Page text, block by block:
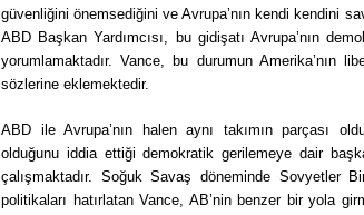
güvenliğini önemsediğini ve Avrupa’nın kendi kendini
ABD Başkan Yardımcısı, bu gidişatı Avrupa’nın
yorumlamaktadır. Vance, bu durumun Amerika’nın
sözlerine eklemektedir.
ABD ile Avrupa’nın halen aynı takımın parçası
olduğunu iddia ettiği demokratik gerilemeye dair
çalışmaktadır. Soğuk Savaş döneminde Sovyetler
politikaları hatırlatan Vance, AB’nin benzer bir yola